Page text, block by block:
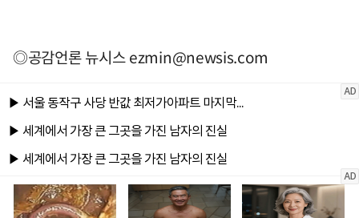
◎공감언론 뉴시스ezmin@newsis.com